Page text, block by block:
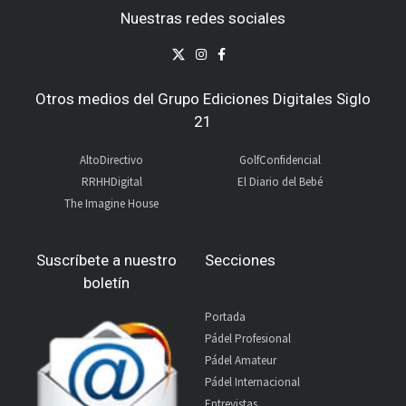
Nuestras redes sociales
Otros medios del Grupo Ediciones Digitales Siglo
21
AltoDirectivo
RRHHDigital
The Imagine House
GolfConfidencial
El Diario del Bebé
Suscríbete a nuestro
boletín
Secciones
Portada
Pádel Profesional
Pádel Amateur
Pádel Internacional